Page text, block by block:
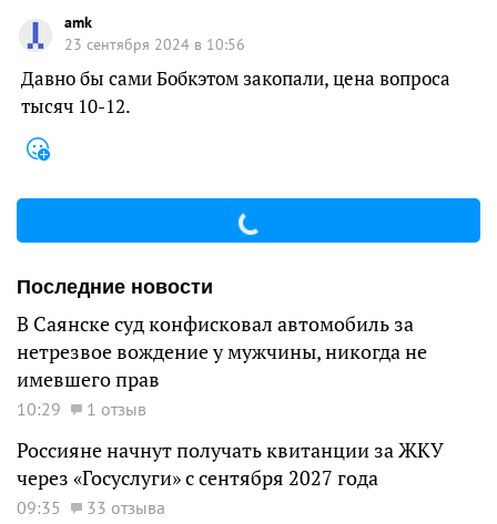
amk
23 сентября 2024 в 10:56
Давно бы сами Бобкэтом закопали, цена вопроса
тысяч 10-12.
Последние новости
В Саянске суд конфисковал автомобиль за
нетрезвое вождение у мужчины, никогда не
имевшего прав
10:29 1 отзыв
Россияне начнут получать квитанции за ЖКУ
через «Госуслуги» с сентября 2027 года
09:35 33 отзыва